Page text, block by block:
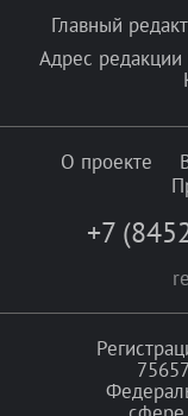
Главный
Адрес редакции
О проекте
+7